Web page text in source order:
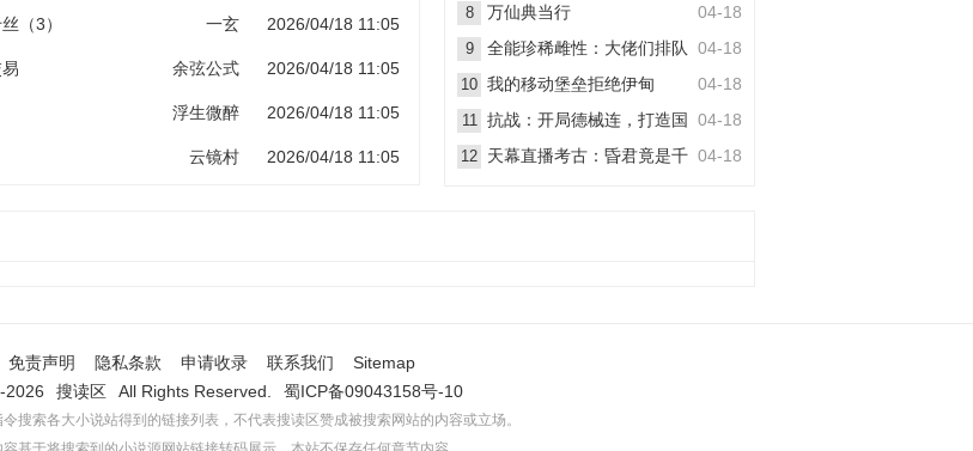
（3） 一玄 2026/04/18 11:05
余弦公式 2026/04/18 11:05
浮生微醉 2026/04/18 11:05
云镜村 2026/04/18 11:05
8 04-18
万仙典当行
9 04-18
全能珍稀雌性：大佬们排队
想嫁她
10 04-18
我的移动堡垒拒绝伊甸
11 04-18
抗战：开局德械连，打造国
之劲旅
12 04-18
天幕直播考古：昏君竟是千
免责声明 隐私条款 申请收录 联系我们
Sitemap
2026
搜读区 All Rights Reserved. 蜀ICP备09043158号-10
搜索各大小说站得到的链接列表，不代表搜读区赞成被搜索网站的内容或立场。